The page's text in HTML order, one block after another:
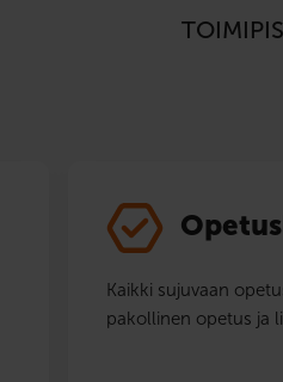
Kaikki sujuvaan
pakollinen opetus ja